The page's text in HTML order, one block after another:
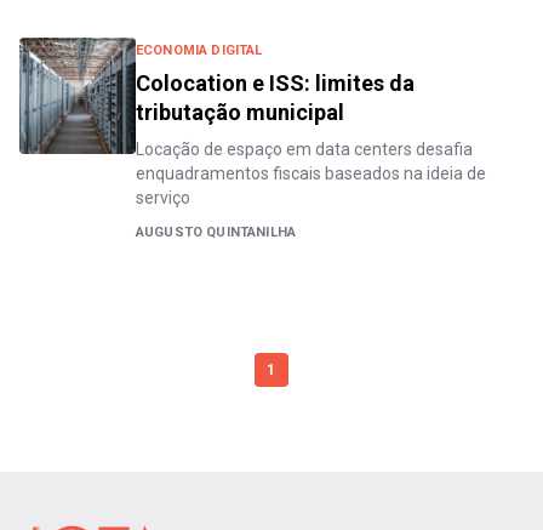
ECONOMIA DIGITAL
Colocation e ISS: limites da
tributação municipal
Locação de espaço em data centers desafia
enquadramentos fiscais baseados na ideia de
serviço
AUGUSTO QUINTANILHA
1